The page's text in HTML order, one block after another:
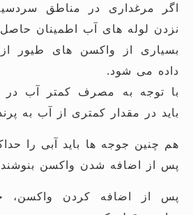
اگر مرغداری در مناطق
نزدن لوله های آب اطمینان حاصل
بسیاری از واکسن های طیور
داده می شود.
با توجه به مصرف کمتر آب در
باید در مقدار کمتری از آب به
پس از اضافه شدن واکسن
پس از اضافه کردن واکسن،